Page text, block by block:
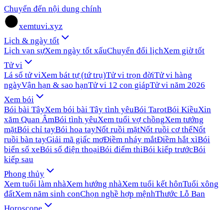
Chuyển đến nội dung chính
xemtuvi.xyz
Lịch & ngày tốt
Lịch vạn sựXem ngày tốt xấuChuyển đổi lịchXem giờ tốt
Tử vi
Lá số tử viXem bát tự (tứ trụ)Tử vi trọn đờiTử vi hàng
ngàyVận hạn & sao hạnTử vi 12 con giápTử vi năm 2026
Xem bói
Bói bài TâyXem bói bài Tây tình yêuBói TarotBói KiềuXin
xăm Quan ÂmBói tình yêuXem tuổi vợ chồngXem tướng
mặtBói chỉ tayBói hoa tayNốt ruồi mặtNốt ruồi cơ thểNốt
ruồi bàn tayGiải mã giấc mơĐiềm nháy mắtĐiềm hắt xìBói
biển số xeBói số điện thoạiBói điểm thiBói kiếp trướcBói
kiếp sau
Phong thủy
Xem tuổi làm nhàXem hướng nhàXem tuổi kết hônTuổi xông
đấtXem năm sinh conChọn nghề hợp mệnhThước Lỗ Ban